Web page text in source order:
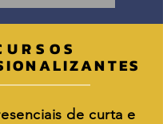
de curta e